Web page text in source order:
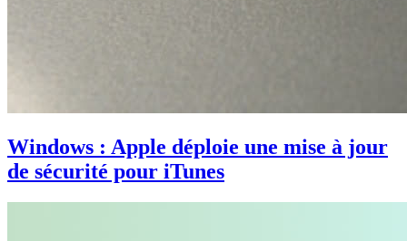
Windows : Apple déploie une mise à jour
de sécurité pour iTunes